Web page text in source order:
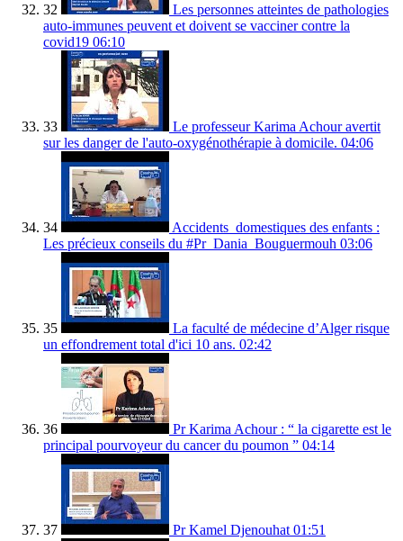
32
Les personnes atteintes de pathologies
auto-immunes peuvent et doivent se vacciner contre la
covid19 06:10
33
Le professeur Karima Achour avertit
sur les danger de l'auto-oxygénothérapie à domicile. 04:06
34
Accidents_domestiques des enfants :
Les précieux conseils du #Pr_Dania_Bouguermouh 03:06
35
La faculté de médecine d’Alger risque
un effondrement total d'ici 10 ans. 02:42
36
Pr Karima Achour : “ la cigarette est le
principal pourvoyeur du cancer du poumon ” 04:14
37 Pr Kamel Djenouhat 01:51